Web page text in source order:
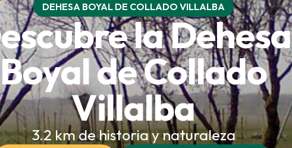
DEHESA BOYAL DE COLLADO VILLALBA
la Dehesa
Boyal de Collado
Villalba
3.2 km de historia y naturaleza